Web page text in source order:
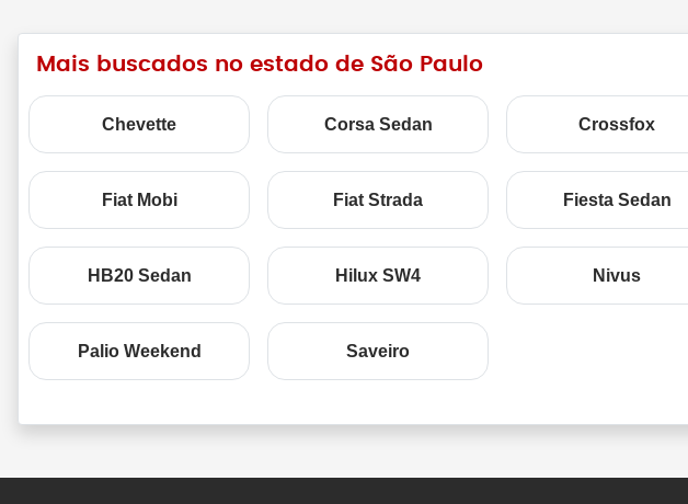
Mais buscados no estado de São Paulo
Chevette Corsa Sedan Crossfox
Fiat Mobi Fiat Strada Fiesta Sedan
HB20 Sedan Hilux SW4 Nivus
Palio Weekend Saveiro